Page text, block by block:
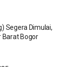
Segera Dimulai,
Barat Bogor